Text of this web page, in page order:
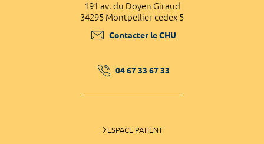
191 av. du Doyen Giraud
34295 Montpellier cedex 5
Contacter le CHU
04 67 33 67 33
ESPACE PATIENT